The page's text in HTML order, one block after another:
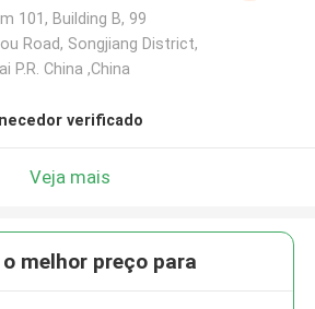
101, Building B, 99
Road, Songjiang District,
P.R. China ,China
verificado
Veja mais
melhor preço para